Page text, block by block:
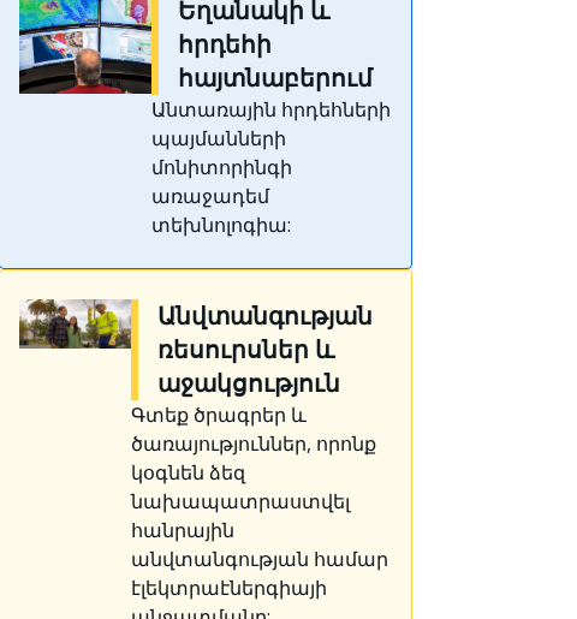
Եղանակի և
հրդեհի
հայտնաբերում
Անտառային հրդեհների
պայմանների
մոնիտորինգի
առաջադեմ
տեխնոլոգիա:
Անվտանգության
ռեսուրսներ և
աջակցություն
Գտեք ծրագրեր և
ծառայություններ, որոնք
կօգնեն ձեզ
նախապատրաստվել
հանրային
անվտանգության համար
էլեկտրաէներգիայի